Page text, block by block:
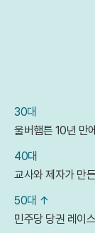
30대
울버햄튼 10년 만
40대
교사와 제자가 만
50대 ↑
민주당 당권 레이